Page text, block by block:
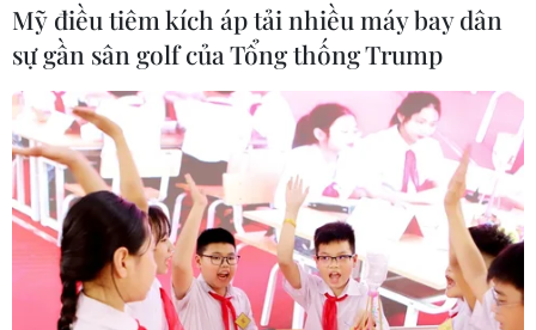
Mỹ điều tiêm kích áp tải nhiều máy bay dân
sự gần sân golf của Tổng thống Trump